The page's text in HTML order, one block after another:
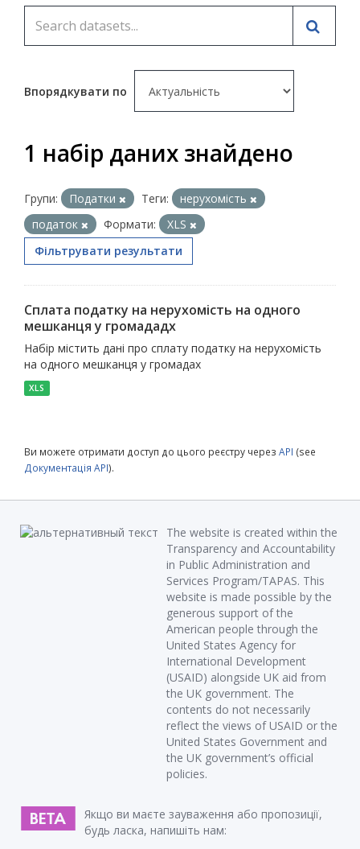
Впорядкувати по
1 набір даних знайдено
Групи: Податки Теги:
нерухомість
податок
Формати:
XLS
Фільтрувати результати
Сплата податку на нерухомість на одного
мешканця у громададх
Набір містить дані про сплату податку на нерухомість
на одного мешканця у громадах
XLS
Ви можете отримати доступ до цього реєстру через API (see
Документація API).
The website is created within the
Transparency and Accountability
in Public Administration and
Services Program/TAPAS. This
website is made possible by the
generous support of the
American people through the
United States Agency for
International Development
(USAID) alongside UK aid from
the UK government. The
contents do not necessarily
reflect the views of USAID or the
United States Government and
the UK government’s official
policies.
Якщо ви маєте зауваження або пропозиції,
будь ласка, напишіть нам: